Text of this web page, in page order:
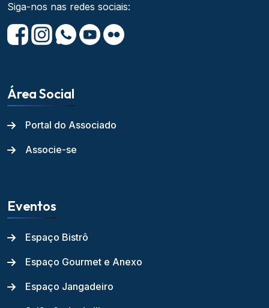
Siga-nos nas redes sociais:
Área Social
Portal do Associado
Associe-se
Eventos
Espaço Bistrô
Espaço Gourmet e Anexo
Espaço Jangadeiro